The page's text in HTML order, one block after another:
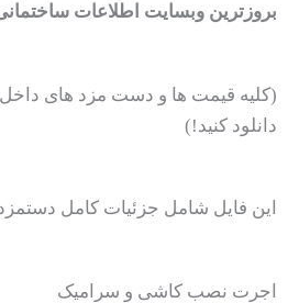
بروزترین وبسایت اطلاعات
(کلیه قیمت ها و دست مزد های
دانلود کنید!)
این فایل شامل جزئیات کامل
اجرت نصب کاشی و سرامیک